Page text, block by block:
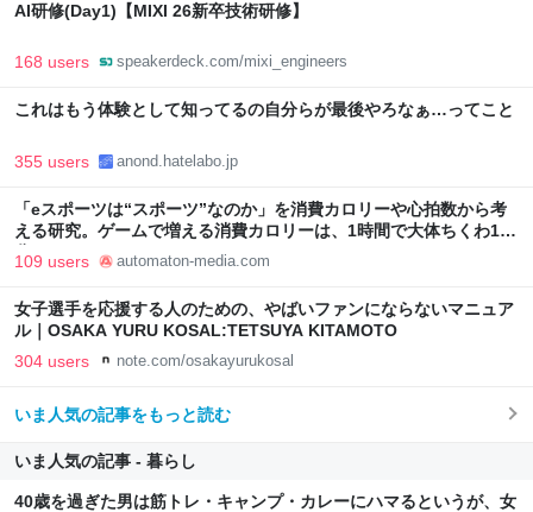
AI研修(Day1)【MIXI 26新卒技術研修】
168 users speakerdeck.com/mixi_engineers
これはもう体験として知ってるの自分らが最後やろなぁ…ってこと
355 users anond.hatelabo.jp
「eスポーツは“スポーツ”なのか」を消費カロリーや心拍数から考
える研究。ゲームで増える消費カロリーは、1時間で大体ちくわ1本
分 - AUTOMATON
109 users automaton-media.com
女子選手を応援する人のための、やばいファンにならないマニュア
ル｜OSAKA YURU KOSAL:TETSUYA KITAMOTO
304 users note.com/osakayurukosal
いま人気の記事をもっと読む
いま人気の記事 - 暮らし
40歳を過ぎた男は筋トレ・キャンプ・カレーにハマるというが、女